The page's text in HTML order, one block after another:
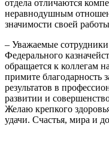
отдела отличаются
неравнодушным
значимости своей
– Уважаемые
Федерального
обращается к коллегам
примите благодарность
результатов в
развитии и
Желаю крепкого
удачи. Счастья, мира и